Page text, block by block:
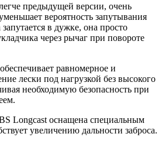
предыдущей версии, очень
вероятность запутывания
в дужке, она просто
через рычаг при повороте
равномерное и
лески под нагрузкой без высокого
необходимую безопасность при
Longcast оснащена специальным
увеличению дальности заброса.